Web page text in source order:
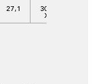
27,1 30/37-
XF4